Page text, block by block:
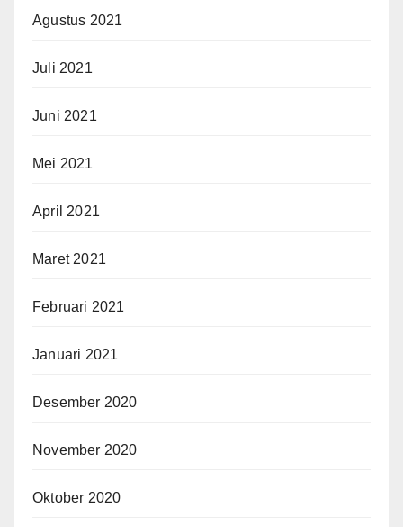
Agustus 2021
Juli 2021
Juni 2021
Mei 2021
April 2021
Maret 2021
Februari 2021
Januari 2021
Desember 2020
November 2020
Oktober 2020